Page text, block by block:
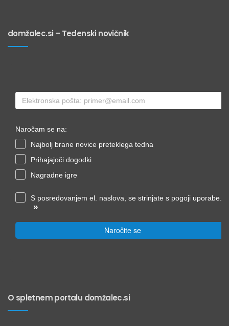
domžalec.si – Tedenski novičnik
Naročam se na:
Najbolj brane novice preteklega tedna
Prihajajoči dogodki
Nagradne igre
S posredovanjem el. naslova, se strinjate s pogoji uporabe.
»
Naročite se
O spletnem portalu domžalec.si